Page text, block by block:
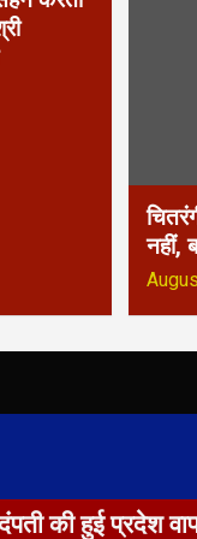
नहीं,
हुई प्रदेश वापसी